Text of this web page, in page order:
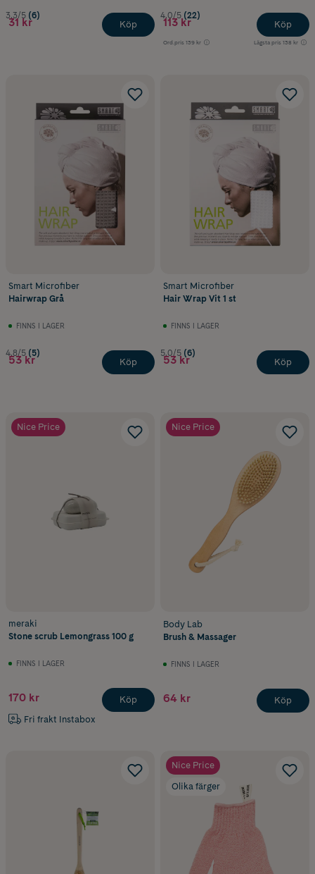
3.3/5 (6)
31 kr Köp
4.0/5 (22)
113 kr
Ord.pris 139 kr Lägsta pris 138 kr
Köp
Smart Microfiber
Hairwrap Grå
FINNS I LAGER
4.8/5 (5)
53 kr Köp
Smart Microfiber
Hair Wrap Vit 1 st
FINNS I LAGER
5.0/5 (6)
53 kr Köp
Nice Price
meraki
Stone scrub Lemongrass 100 g
FINNS I LAGER
170 kr
Fri frakt Instabox
Köp
Nice Price
Body Lab
Brush & Massager
FINNS I LAGER
64 kr Köp
Nice Price
Olika färger